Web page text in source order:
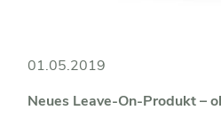
01.05.2019
Neues Leave-On-Produkt –